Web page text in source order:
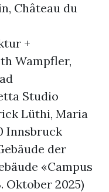
Château du
+
Wampfler,
Studio
Lüthi, Maria
Innsbruck
der
«Campus
Oktober 2025)